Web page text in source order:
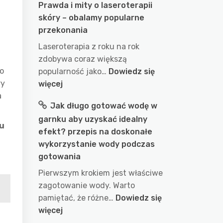
Prawda i mity o laseroterapii
skóry – obalamy popularne
przekonania
Laseroterapia z roku na rok
zdobywa coraz większą
popularność jako… Dowiedz się
więcej:
i
mity
o
laseroterapii
skóry
–
obalamy
popularne
przekonania
Jak długo gotować wodę w
garnku aby uzyskać idealny
efekt? przepis na doskonałe
wykorzystanie wody podczas
gotowania
Pierwszym krokiem jest właściwe
zagotowanie wody. Warto
pamiętać, że różne… Dowiedz się
więcej: